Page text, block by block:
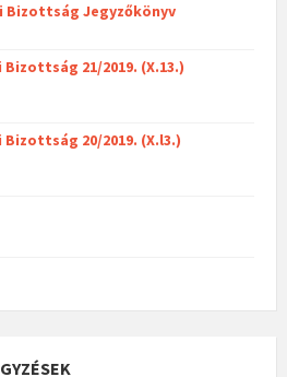
Bizottság Jegyzőkönyv
21/2019. (X.13.)
20/2019. (X.l3.)